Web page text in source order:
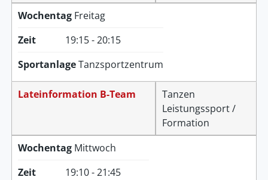
Wochentag Freitag
Zeit
19:15 - 20:15
SportanlageTanzsportzentrum
Lateinformation B-Team
Tanzen
Leistungssport /
Formation
Wochentag Mittwoch
Zeit
19:10 - 21:45